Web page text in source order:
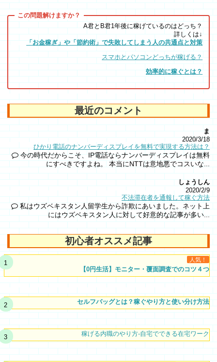
A君とB君1年後に稼げているのはどっち？
詳しくは↓
「お金稼ぎ」や「節約術」で失敗してしまう人の共通点と対策
スマホとパソコンどっちが稼げる？
効率的に稼ぐとは？
最近のコメント
ま
2020/3/18
ひかり電話のナンバーディスプレイを無料で実現する方法は？
今の時代だからこそ、IP電話ならナンバーディスプレイは無料
にすべきですよね。 本当にNTTは意地悪でコスいな...
しょうしん
2020/2/9
不法滞在者を通報して稼ぐ方法
私はウズベキスタン人留学生から詐欺にあいました。ネット上
にはウズベキスタン人に対して好意的な記事が多い...
初心者オススメ記事
人気！
【0円生活】モニター・覆面調査でのコツ４つ
セルフバッグとは？稼ぐやり方と使い分け方法
稼げる内職のやり方-自宅でできる在宅ワーク